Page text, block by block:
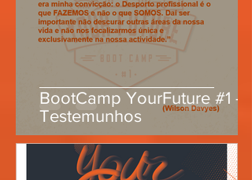
BootCamp YourFuture #1 -
Testemunhos